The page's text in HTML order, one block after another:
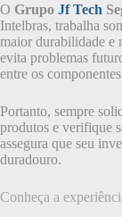
O Grupo Jf Tech
Intelbras, trabalha
maior durabilidade e
evita problemas
entre os
Portanto, sempre
produtos e verifique
assegura que seu
duradouro.
Conheça a